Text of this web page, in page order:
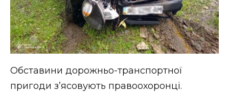
Обставини дорожньо-транспортної
пригоди з’ясовують правоохоронці.